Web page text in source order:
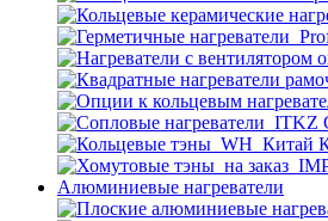
Алюминиевые нагреватели